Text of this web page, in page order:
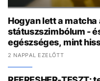
Hogyan lett a
státuszszimbólum -
egészséges, mint
2 NAPPAL EZELŐTT